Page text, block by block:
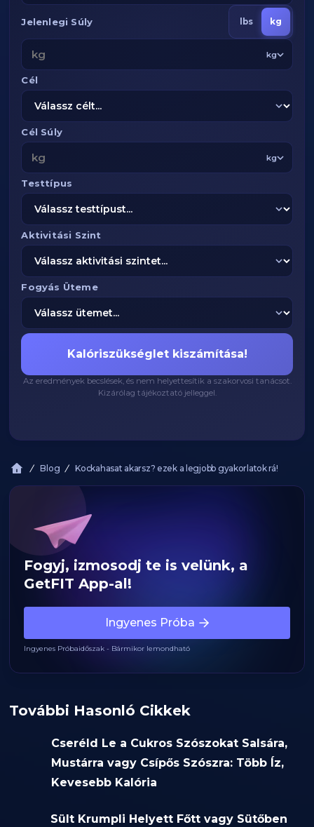
Jelenlegi Súly lbs kg
kg
Cél
Cél Súly
kg
Testtípus
Aktivitási Szint
Fogyás Üteme
Kalóriszükséglet kiszámítása!
Az eredmények becslések, és nem helyettesítik a szakorvosi tanácsot.
Kizárólag tájékoztató jelleggel.
Blog Kockahasat akarsz? ezek a legjobb gyakorlatok rá!
Fogyj, izmosodj te is velünk, a
GetFIT App-al!
Ingyenes Próba
Ingyenes Próbaidőszak - Bármikor lemondható
További Hasonló Cikkek
Cseréld Le a Cukros Szószokat Salsára,
Mustárra vagy Csípős Szószra: Több Íz,
Kevesebb Kalória
Sült Krumpli Helyett Főtt vagy Sütőben